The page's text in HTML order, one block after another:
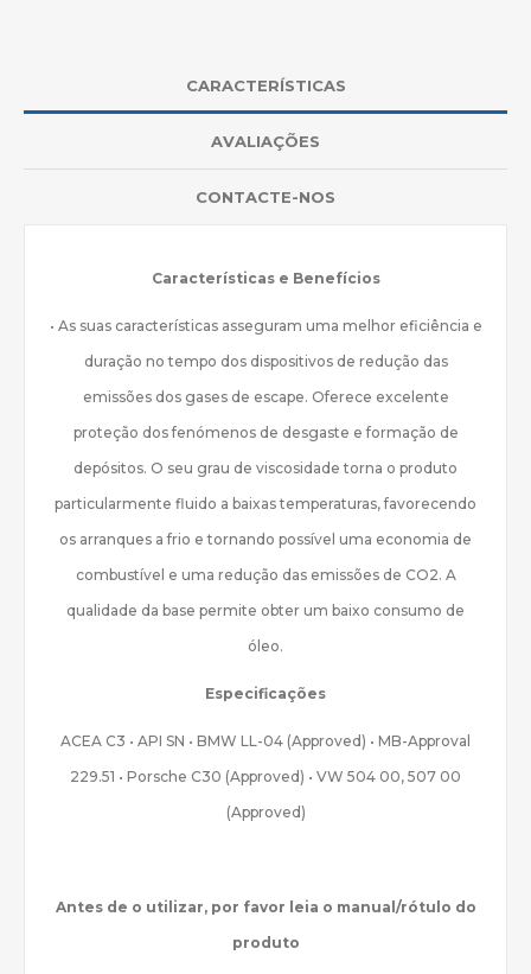
CARACTERÍSTICAS
AVALIAÇÕES
CONTACTE-NOS
Características e Benefícios
• As suas características asseguram uma melhor eficiência e
duração no tempo dos dispositivos de redução das
emissões dos gases de escape. Oferece excelente
proteção dos fenómenos de desgaste e formação de
depósitos. O seu grau de viscosidade torna o produto
particularmente fluido a baixas temperaturas, favorecendo
os arranques a frio e tornando possível uma economia de
combustível e uma redução das emissões de CO2. A
qualidade da base permite obter um baixo consumo de
óleo.
Especificações
ACEA C3 • API SN • BMW LL-04 (Approved) • MB-Approval
229.51 • Porsche C30 (Approved) • VW 504 00, 507 00
(Approved)
Antes de o utilizar, por favor leia o manual/rótulo do
produto